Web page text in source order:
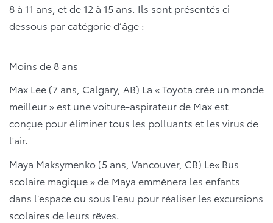
8 à 11 ans, et de 12 à 15 ans. Ils sont présentés ci-
dessous par catégorie d’âge :
Moins de 8 ans
Max Lee (7 ans, Calgary, AB) La « Toyota crée un monde
meilleur » est une voiture-aspirateur de Max est
conçue pour éliminer tous les polluants et les virus de
l'air.
Maya Maksymenko (5 ans, Vancouver, CB) Le« Bus
scolaire magique » de Maya emmènera les enfants
dans l’espace ou sous l’eau pour réaliser les excursions
scolaires de leurs rêves.